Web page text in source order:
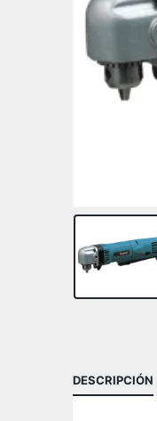
DESCRIPCIÓN